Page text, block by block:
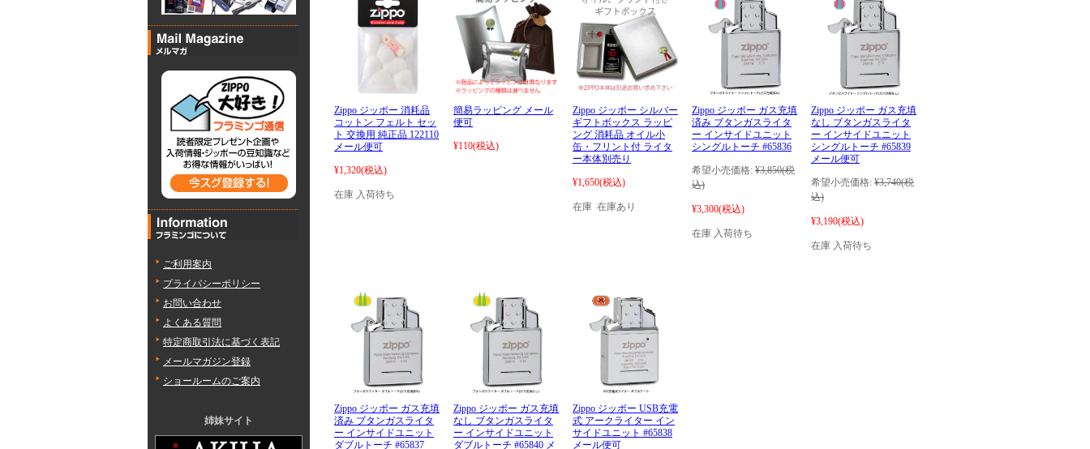
Zippo ジッポー 消耗品
コットン フェルト セッ
ト 交換用 純正品 122110
メール便可
¥1,320(税込)
在庫 入荷待ち
簡易ラッピング メール
便可
¥110(税込)
Zippo ジッポー シルバー
ギフトボックス ラッピ
ング 消耗品 オイル小
缶・フリント付 ライタ
ー本体別売り
¥1,650(税込)
在庫 在庫あり
Zippo ジッポー ガス充填
済み ブタンガスライタ
ー インサイドユニット
シングルトーチ #65836
希望小売価格: ¥3,850(税
込)
¥3,300(税込)
在庫 入荷待ち
Zippo ジッポー ガス充填
なし ブタンガスライタ
ー インサイドユニット
シングルトーチ #65839
メール便可
希望小売価格: ¥3,740(税
込)
¥3,190(税込)
在庫 入荷待ち
Zippo ジッポー ガス充填
済み ブタンガスライタ
ー インサイドユニット
ダブルトーチ #65837
Zippo ジッポー ガス充填
なし ブタンガスライタ
ー インサイドユニット
ダブルトーチ #65840 メ
Zippo ジッポー USB充電
式 アークライター イン
サイドユニット #65838
メール便可
ご利用案内
プライバシーポリシー
お問い合わせ
よくある質問
特定商取引法に基づく表記
メールマガジン登録
ショールームのご案内
姉妹サイト